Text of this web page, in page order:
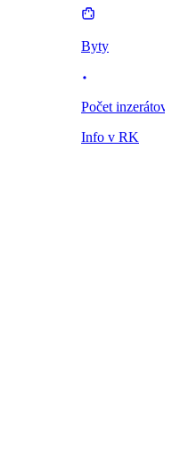
Byty
Počet inzerátov
Info v RK